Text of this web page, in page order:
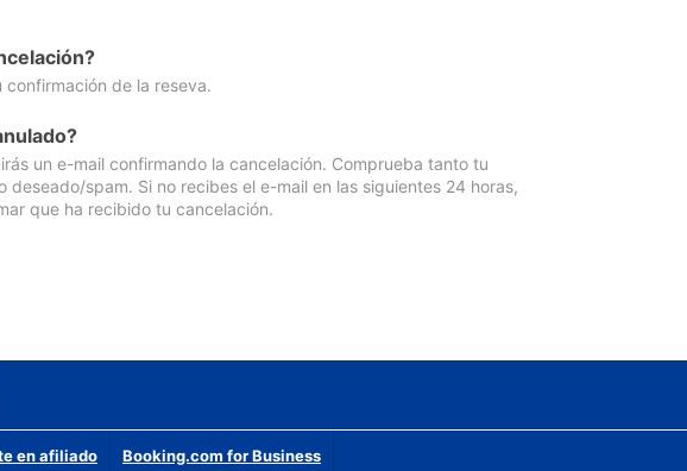
de la reseva.
un e-mail confirmando la cancelación. Comprueba tanto tu
spam. Si no recibes el e-mail en las siguientes 24 horas,
que ha recibido tu cancelación.
en afiliado Booking.com for Business